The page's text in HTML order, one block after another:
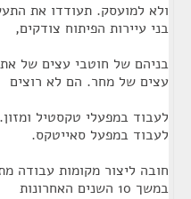
ולא למועסק. תעודדו את
בני עיירות הפיתוח צודקים,
בניהם של חוטבי עצים של
עצים של מחר. הם לא רוצים
לעבוד במפעלי טקסטיל
לעבוד במפעל סאייטקס.
חובה ליצור מקומות עבודה
במשך 10 השנים האחרונות